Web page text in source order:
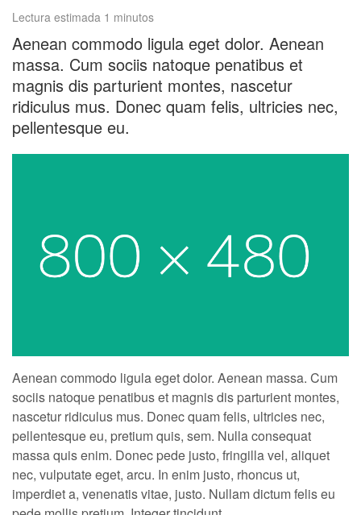
Lectura estimada 1 minutos
Aenean commodo ligula eget dolor. Aenean
massa. Cum sociis natoque penatibus et
magnis dis parturient montes, nascetur
ridiculus mus. Donec quam felis, ultricies nec,
pellentesque eu.
Aenean commodo ligula eget dolor. Aenean massa. Cum
sociis natoque penatibus et magnis dis parturient montes,
nascetur ridiculus mus. Donec quam felis, ultricies nec,
pellentesque eu, pretium quis, sem. Nulla consequat
massa quis enim. Donec pede justo, fringilla vel, aliquet
nec, vulputate eget, arcu. In enim justo, rhoncus ut,
imperdiet a, venenatis vitae, justo. Nullam dictum felis eu